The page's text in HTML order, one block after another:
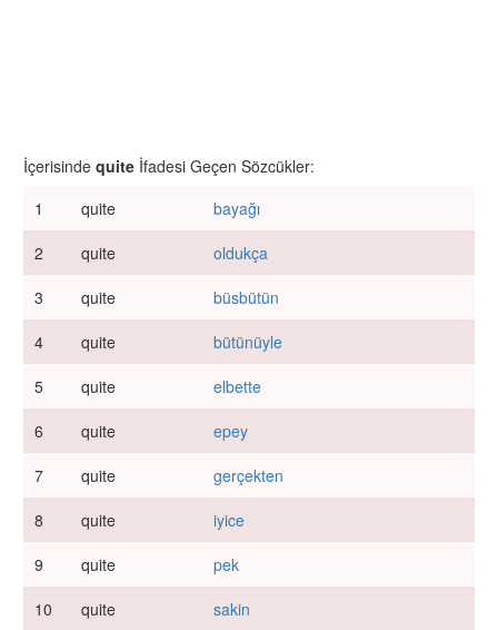
İçerisinde quite İfadesi Geçen Sözcükler:
1
quite
bayağı
2
quite
oldukça
3
quite
büsbütün
4
quite
bütünüyle
5
quite
elbette
6
quite
epey
7
quite
gerçekten
8
quite
iyice
9
quite
pek
10
quite sakin